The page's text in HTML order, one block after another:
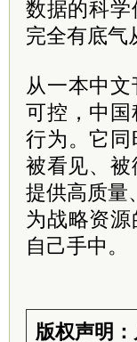
数据的科
完全有底气
从一本中
可控，中
行为。它
被看见、
提供高质量
为战略资
自己手中。
版权声明